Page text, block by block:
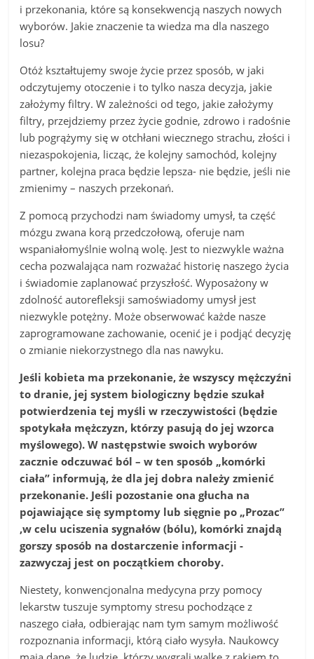
i przekonania, które są konsekwencją naszych nowych
wyborów. Jakie znaczenie ta wiedza ma dla naszego
losu?
Otóż kształtujemy swoje życie przez sposób, w jaki
odczytujemy otoczenie i to tylko nasza decyzja, jakie
założymy filtry. W zależności od tego, jakie założymy
filtry, przejdziemy przez życie godnie, zdrowo i radośnie
lub pogrążymy się w otchłani wiecznego strachu, złości i
niezaspokojenia, licząc, że kolejny samochód, kolejny
partner, kolejna praca będzie lepsza- nie będzie, jeśli nie
zmienimy – naszych przekonań.
Z pomocą przychodzi nam świadomy umysł, ta część
mózgu zwana korą przedczołową, oferuje nam
wspaniałomyślnie wolną wolę. Jest to niezwykle ważna
cecha pozwalająca nam rozważać historię naszego życia
i świadomie zaplanować przyszłość. Wyposażony w
zdolność autorefleksji samoświadomy umysł jest
niezwykle potężny. Może obserwować każde nasze
zaprogramowane zachowanie, ocenić je i podjąć decyzję
o zmianie niekorzystnego dla nas nawyku.
Jeśli kobieta ma przekonanie, że wszyscy mężczyźni
to dranie, jej system biologiczny będzie szukał
potwierdzenia tej myśli w rzeczywistości (będzie
spotykała mężczyzn, którzy pasują do jej wzorca
myślowego). W następstwie swoich wyborów
zacznie odczuwać ból – w ten sposób „komórki
ciała” informują, że dla jej dobra należy zmienić
przekonanie. Jeśli pozostanie ona głucha na
pojawiające się symptomy lub sięgnie po „Prozac”
,w celu uciszenia sygnałów (bólu), komórki znajdą
gorszy sposób na dostarczenie informacji -
zazwyczaj jest on początkiem choroby.
Niestety, konwencjonalna medycyna przy pomocy
lekarstw tuszuje symptomy stresu pochodzące z
naszego ciała, odbierając nam tym samym możliwość
rozpoznania informacji, którą ciało wysyła. Naukowcy